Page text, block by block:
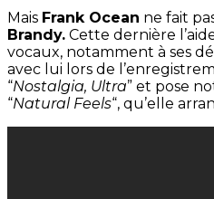
Mais Frank Ocean ne fait
Brandy. Cette dernière
vocaux, notamment à ses
avec lui lors de
“Nostalgia, Ultra” et pose
“Natural Feels“, qu’elle